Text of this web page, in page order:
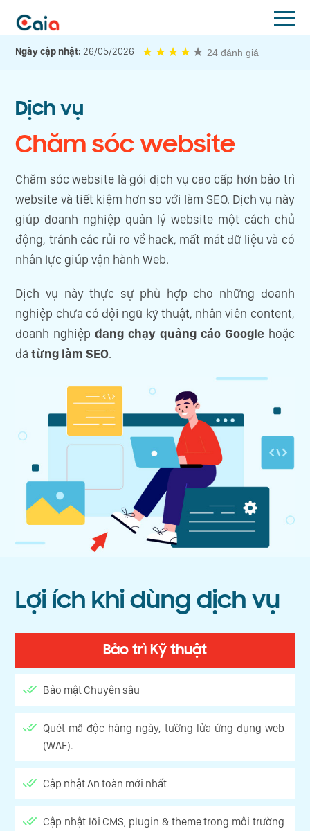
Ngày cập nhật: 26/05/2026 ★ ★★★★
★ 24 đánh giá
Dịch vụ
Chăm sóc website
Chăm sóc website là gói dịch vụ cao cấp hơn bảo trì
website và tiết kiệm hơn so với làm SEO. Dịch vụ này
giúp doanh nghiệp quản lý website một cách chủ
động, tránh các rủi ro về hack, mất mát dữ liệu và có
nhân lực giúp vận hành Web.
Dịch vụ này thực sự phù hợp cho những doanh
nghiệp chưa có đội ngũ kỹ thuật, nhân viên content,
doanh nghiệpđang chạy quảng cáo Google hoặc
đãtừng làm SEO.
Lợi ích khi dùng dịch vụ
Bảo trì Kỹ thuật
Bảo mật Chuyên sâu
Quét mã độc hàng ngày, tường lửa ứng dụng web
(WAF).
Cập nhật An toàn mới nhất
Cập nhật lõi CMS, plugin & theme trong môi trường